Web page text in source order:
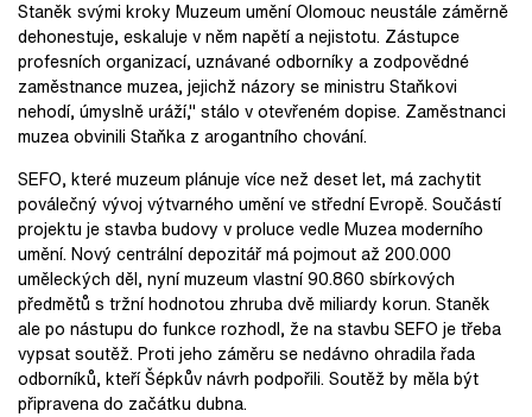
Staněk svými kroky Muzeum umění Olomouc neustále záměrně
dehonestuje, eskaluje v něm napětí a nejistotu. Zástupce
profesních organizací, uznávané odborníky a zodpovědné
zaměstnance muzea, jejichž názory se ministru Staňkovi
nehodí, úmyslně uráží," stálo v otevřeném dopise. Zaměstnanci
muzea obvinili Staňka z arogantního chování.
SEFO, které muzeum plánuje více než deset let, má zachytit
poválečný vývoj výtvarného umění ve střední Evropě. Součástí
projektu je stavba budovy v proluce vedle Muzea moderního
umění. Nový centrální depozitář má pojmout až 200.000
uměleckých děl, nyní muzeum vlastní 90.860 sbírkových
předmětů s tržní hodnotou zhruba dvě miliardy korun. Staněk
ale po nástupu do funkce rozhodl, že na stavbu SEFO je třeba
vypsat soutěž. Proti jeho záměru se nedávno ohradila řada
odborníků, kteří Šépkův návrh podpořili. Soutěž by měla být
připravena do začátku dubna.